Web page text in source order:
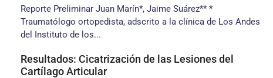
Reporte Preliminar Juan Marín*, Jaime Suárez** *
Traumatólogo ortopedista, adscrito a la clínica de Los Andes
del Instituto de los...
Resultados: Cicatrización de las Lesiones del
Cartílago Articular